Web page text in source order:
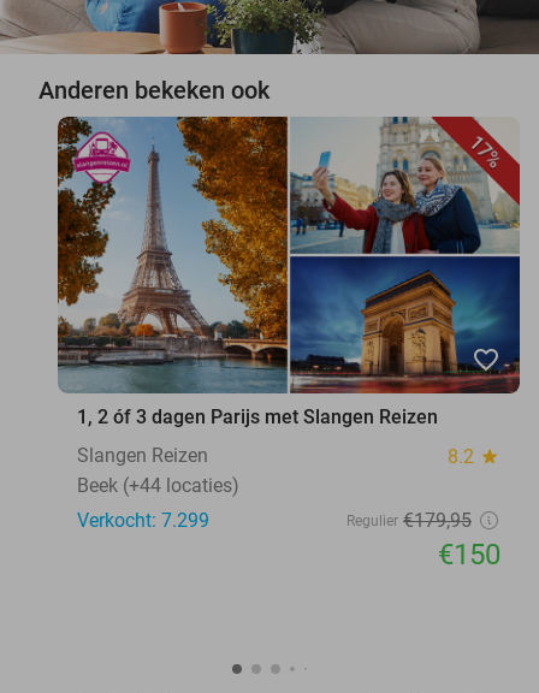
Anderen bekeken ook
17%
favorite_border
1, 2 óf 3 dagen Parijs met Slangen Reizen
Slangen Reizen
8.2 star
Beek (+44 locaties)
Verkocht: 7.299
Regulier €179,95
€150